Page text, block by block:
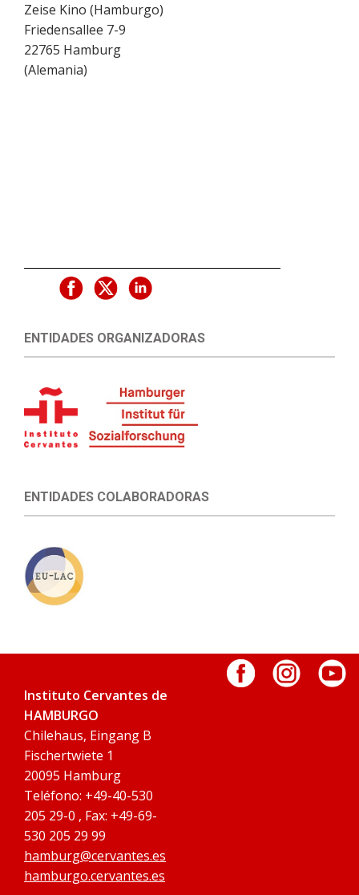
Zeise Kino (Hamburgo)
Friedensallee 7-9
22765 Hamburg
(Alemania)
ENTIDADES ORGANIZADORAS
ENTIDADES COLABORADORAS
Instituto Cervantes de
HAMBURGO
Chilehaus, Eingang B
Fischertwiete 1
20095 Hamburg
Teléfono: +49-40-530
205 29-0 , Fax: +49-69-
530 205 29 99
hamburg@cervantes.es
hamburgo.cervantes.es